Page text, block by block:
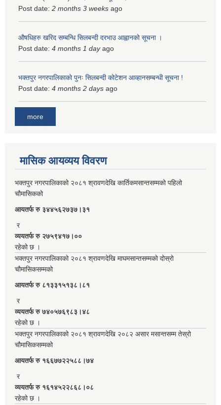
Post date: 2 months 3 weeks ago
औषधिहरु खरिद सम्बन्धि सिलबन्दी दरभाउ आह्वानको सूचना ।
Post date: 4 months 1 dayago
भक्तपुर नगरपालिकाको पुनः सिलबन्दी कोटेशन आव्हानसम्बन्धी सूचना !
Post date: 4 months 2 days ago
more
मासिक आयव्यय विवरण
भक्तपुर नगरपालिकाको २०८१ श्रावणदेखि कार्तिकमसान्तसम्मको पहिलो
चौमासिकको
आयतर्फ रु‌ ३४४५६२७३७।३१
र
व्ययतर्फ रु २७५९४१७।००
रहेको छ ।
भक्तपुर नगरपालिकाको २०८१ श्रावणदेखि माघमसान्तसम्मको दोस्रो
चौमासिकसम्मको
आयतर्फ रु‌ ८१३३१५१३८।८१
र
व्ययतर्फ रु ७४०५७६९८३।४८
रहेको छ ।
भक्तपुर नगरपालिकाको २०८१ श्रावणदेखि २०८२ असार मसान्तसम्म तेस्रो
चौमासिकसम्मको
आयतर्फ रु‌ १६६७७२२५८८।७४
र
व्ययतर्फ रु १६१४५२२८६८।०८
रहेको छ ।